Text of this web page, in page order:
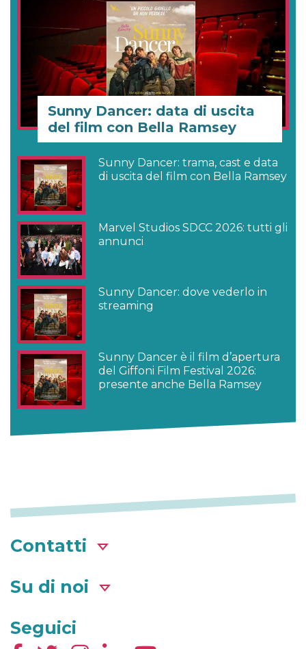
Sunny Dancer: data di uscita
del film con Bella Ramsey
Sunny Dancer: trama, cast e data
di uscita del film con Bella Ramsey
Marvel Studios SDCC 2026: tutti gli
annunci
Sunny Dancer: dove vederlo in
streaming
Sunny Dancer è il film d’apertura
del Giffoni Film Festival 2026:
presente anche Bella Ramsey
Contatti
Su di noi
Seguici